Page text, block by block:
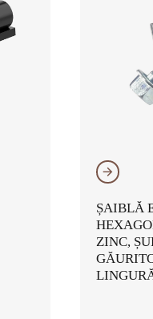
𐃔
ȘAIBLĂ
ZINC,